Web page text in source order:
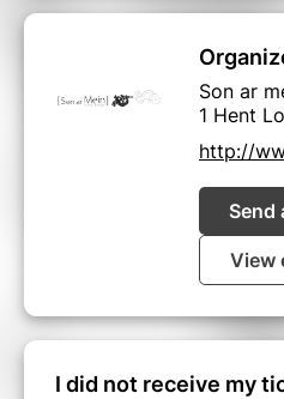
Son ar
1 Hent
http://
Send
View
I did not receive my